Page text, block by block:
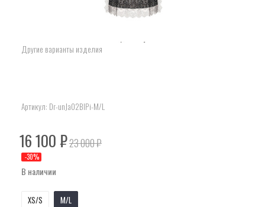
Другие варианты изделия
Артикул: Dr-unJa02BlPi-M/L
16 100₽23 000₽
-30%
В наличии
XS/S M/L